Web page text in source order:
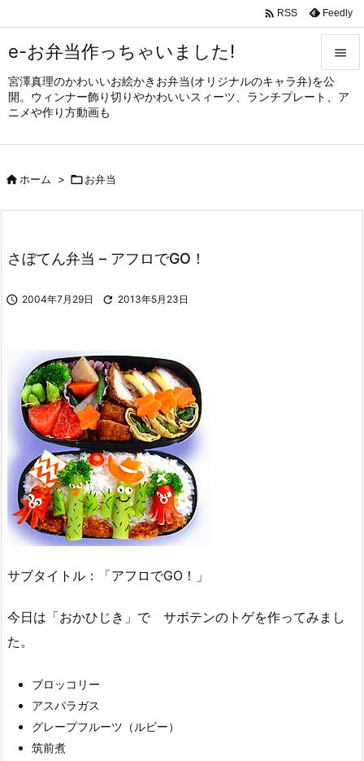
e-お弁当作っちゃいました!
宮澤真理のかわいいお絵かきお弁当(オリジナルのキャラ弁)を公
開。ウィンナー飾り切りやかわいいスィーツ、ランチプレート、ア
ニメや作り方動画も


メニュ
サイド

 RSS Feedly
ホーム > お弁当
さぼてん弁当 – アフロでGO！
 2004年7月29日  2013年5月23日
サブタイトル：「アフロでGO！」
今日は「おかひじき」で サボテンのトゲを作ってみまし
た。
ブロッコリー
アスパラガス
グレープフルーツ（ルビー）
筑前煮